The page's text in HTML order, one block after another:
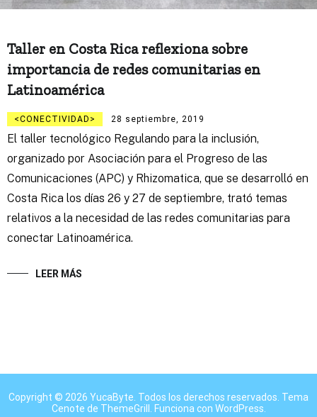
Taller en Costa Rica reflexiona sobre
importancia de redes comunitarias en
Latinoamérica
CONECTIVIDAD 28 septiembre, 2019
El taller tecnológico Regulando para la inclusión,
organizado por Asociación para el Progreso de las
Comunicaciones (APC) y Rhizomatica, que se desarrolló en
Costa Rica los días 26 y 27 de septiembre, trató temas
relativos a la necesidad de las redes comunitarias para
conectar Latinoamérica.
LEER MÁS
Copyright © 2026 YucaByte . Todos los derechos reservados. Tema
Cenote de ThemeGrill. Funciona con WordPress